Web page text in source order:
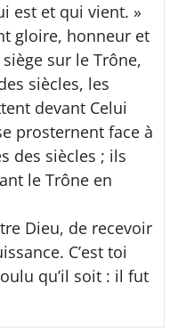
est et qui vient. »
gloire, honneur et
sur le Trône,
siècles, les
devant Celui
prosternent face à
des siècles ; ils
le Trône en
Dieu, de recevoir
C’est toi
qu’il soit : il fut